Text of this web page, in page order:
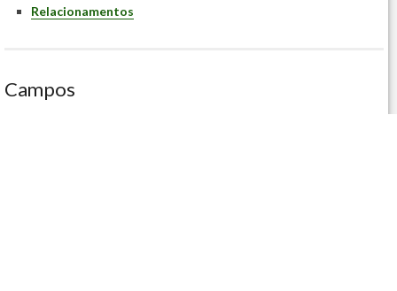
Relacionamentos
Campos